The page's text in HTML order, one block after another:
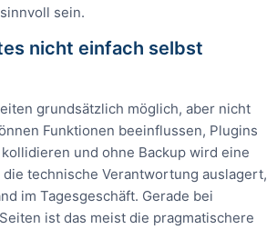
sein.
nicht einfach selbst
grundsätzlich möglich, aber nicht
Funktionen beeinflussen, Plugins
und ohne Backup wird eine
technische Verantwortung auslagert,
im Tagesgeschäft. Gerade bei
ist das meist die pragmatischere